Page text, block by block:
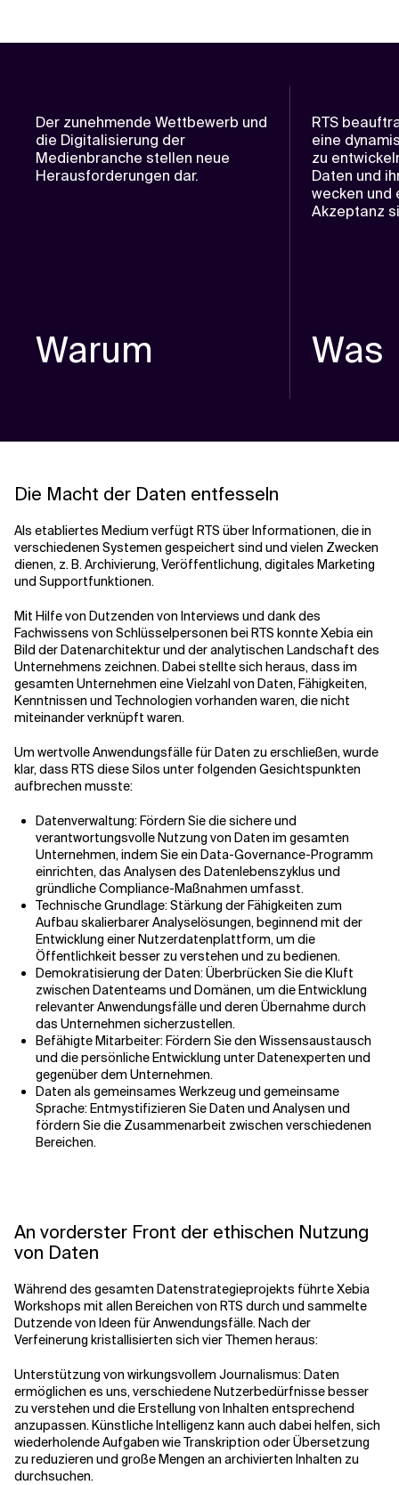
Der zunehmende Wettbewerb und
die Digitalisierung der
Medienbranche stellen neue
Herausforderungen dar.
Warum
RTS
eine
zu
Daten und
wecken und
Akzeptanz
Was
Die Macht der Daten entfesseln
Als etabliertes Medium verfügt RTS über Informationen, die in
verschiedenen Systemen gespeichert sind und vielen Zwecken
dienen, z. B. Archivierung, Veröffentlichung, digitales Marketing
und Supportfunktionen.
Mit Hilfe von Dutzenden von Interviews und dank des
Fachwissens von Schlüsselpersonen bei RTS konnte Xebia ein
Bild der Datenarchitektur und der analytischen Landschaft des
Unternehmens zeichnen. Dabei stellte sich heraus, dass im
gesamten Unternehmen eine Vielzahl von Daten, Fähigkeiten,
Kenntnissen und Technologien vorhanden waren, die nicht
miteinander verknüpft waren.
Um wertvolle Anwendungsfälle für Daten zu erschließen, wurde
klar, dass RTS diese Silos unter folgenden Gesichtspunkten
aufbrechen musste:
Datenverwaltung: Fördern Sie die sichere und
verantwortungsvolle Nutzung von Daten im gesamten
Unternehmen, indem Sie ein Data-Governance-Programm
einrichten, das Analysen des Datenlebenszyklus und
gründliche Compliance-Maßnahmen umfasst.
Technische Grundlage: Stärkung der Fähigkeiten zum
Aufbau skalierbarer Analyselösungen, beginnend mit der
Entwicklung einer Nutzerdatenplattform, um die
Öffentlichkeit besser zu verstehen und zu bedienen.
Demokratisierung der Daten: Überbrücken Sie die Kluft
zwischen Datenteams und Domänen, um die Entwicklung
relevanter Anwendungsfälle und deren Übernahme durch
das Unternehmen sicherzustellen.
Befähigte Mitarbeiter: Fördern Sie den Wissensaustausch
und die persönliche Entwicklung unter Datenexperten und
gegenüber dem Unternehmen.
Daten als gemeinsames Werkzeug und gemeinsame
Sprache: Entmystifizieren Sie Daten und Analysen und
fördern Sie die Zusammenarbeit zwischen verschiedenen
Bereichen.
An vorderster Front der ethischen Nutzung
von Daten
Während des gesamten Datenstrategieprojekts führte Xebia
Workshops mit allen Bereichen von RTS durch und sammelte
Dutzende von Ideen für Anwendungsfälle. Nach der
Verfeinerung kristallisierten sich vier Themen heraus:
Unterstützung von wirkungsvollem Journalismus: Daten
ermöglichen es uns, verschiedene Nutzerbedürfnisse besser
zu verstehen und die Erstellung von Inhalten entsprechend
anzupassen. Künstliche Intelligenz kann auch dabei helfen, sich
wiederholende Aufgaben wie Transkription oder Übersetzung
zu reduzieren und große Mengen an archivierten Inhalten zu
durchsuchen.